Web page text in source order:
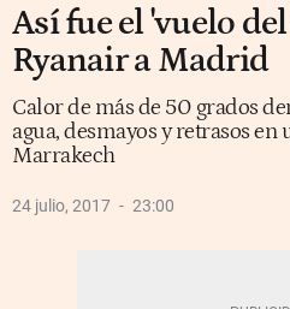
Así fue el 'vuelo
Ryanair a Madrid
Calor de más de 50 grados
agua, desmayos y retrasos en
Marrakech
24 julio, 2017 23:00